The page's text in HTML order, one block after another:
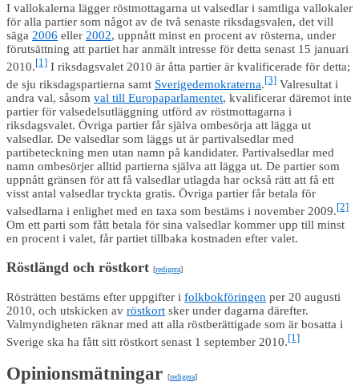
I vallokalerna lägger röstmottagarna ut valsedlar i samtliga vallokaler
för alla partier som något av de två senaste riksdagsvalen, det vill
säga 2006 eller 2002, uppnått minst en procent av rösterna, under
förutsättning att partiet har anmält intresse för detta senast 15 januari
2010.[1] I riksdagsvalet 2010 är åtta partier är kvalificerade för detta;
de sju riksdagspartierna samt Sverigedemokraterna.[3] Valresultat i
andra val, såsom val till Europaparlamentet, kvalificerar däremot inte
partier för valsedelsutläggning utförd av röstmottagarna i
riksdagsvalet. Övriga partier får själva ombesörja att lägga ut
valsedlar. De valsedlar som läggs ut är partivalsedlar med
partibeteckning men utan namn på kandidater. Partivalsedlar med
namn ombesörjer alltid partierna själva att lägga ut. De partier som
uppnått gränsen för att få valsedlar utlagda har också rätt att få ett
visst antal valsedlar tryckta gratis. Övriga partier får betala för
valsedlarna i enlighet med en taxa som bestäms i november 2009.[2]
Om ett parti som fått betala för sina valsedlar kommer upp till minst
en procent i valet, får partiet tillbaka kostnaden efter valet.
Röstlängd och röstkort [redigera]
Rösträtten bestäms efter uppgifter i folkbokföringen per 20 augusti
2010, och utskicken av röstkort sker under dagarna därefter.
Valmyndigheten räknar med att alla röstberättigade som är bosatta i
Sverige ska ha fått sitt röstkort senast 1 september 2010.[1]
Opinionsmätningar [redigera]